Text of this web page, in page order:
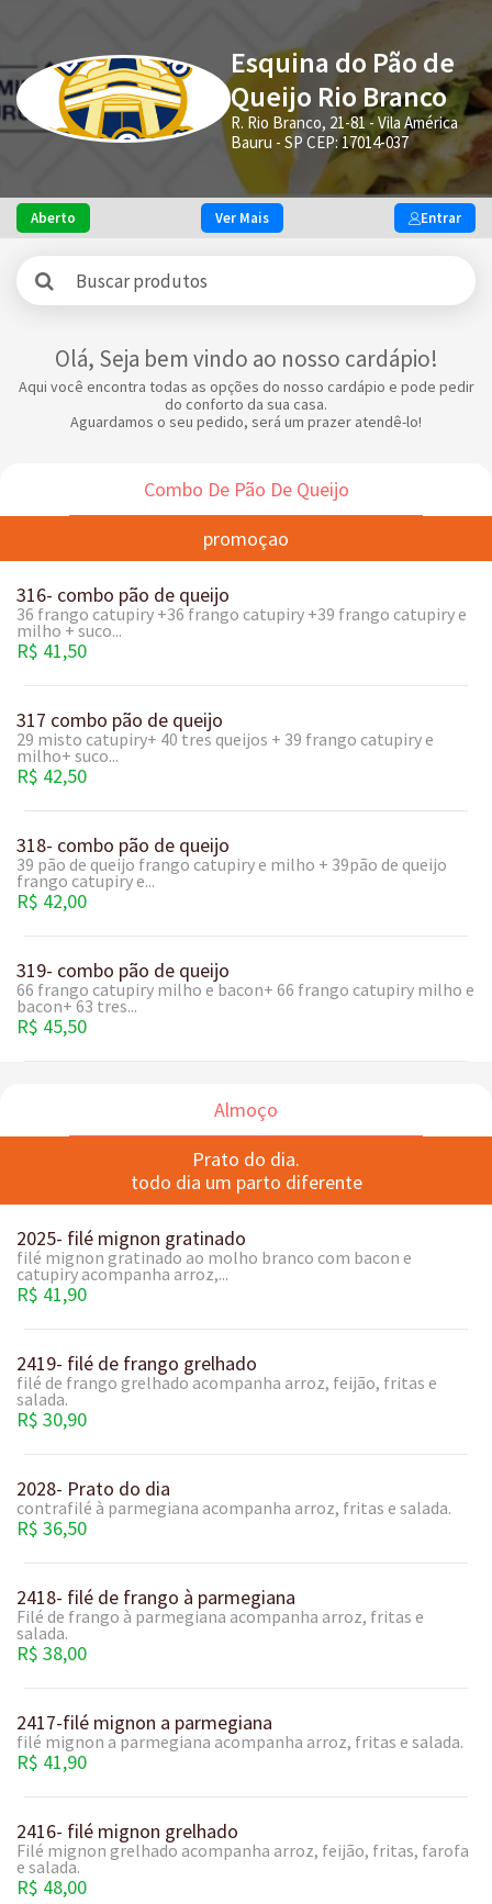
Esquina do Pão de
Queijo Rio Branco
R. Rio Branco, 21-81 - Vila América
Bauru - SP CEP: 17014-037
Entrar
Aberto Ver Mais
Olá, Seja bem vindo ao nosso cardápio!
Aqui você encontra todas as opções do nosso cardápio e pode pedir
do conforto da sua casa.
Aguardamos o seu pedido, será um prazer atendê-lo!
Combo De Pão De Queijo
promoçao
316- combo pão de queijo
36 frango catupiry +36 frango catupiry +39 frango catupiry e
milho + suco...
R$ 41,50
317 combo pão de queijo
29 misto catupiry+ 40 tres queijos + 39 frango catupiry e
milho+ suco...
R$ 42,50
318- combo pão de queijo
39 pão de queijo frango catupiry e milho + 39pão de queijo
frango catupiry e...
R$ 42,00
319- combo pão de queijo
66 frango catupiry milho e bacon+ 66 frango catupiry milho e
bacon+ 63 tres...
R$ 45,50
Almoço
Prato do dia.
todo dia um parto diferente
2025- filé mignon gratinado
filé mignon gratinado ao molho branco com bacon e
catupiry acompanha arroz,...
R$ 41,90
2419- filé de frango grelhado
filé de frango grelhado acompanha arroz, feijão, fritas e
salada.
R$ 30,90
2028- Prato do dia
contrafilé à parmegiana acompanha arroz, fritas e salada.
R$ 36,50
2418- filé de frango à parmegiana
Filé de frango à parmegiana acompanha arroz, fritas e
salada.
R$ 38,00
2417-filé mignon a parmegiana
filé mignon a parmegiana acompanha arroz, fritas e salada.
R$ 41,90
2416- filé mignon grelhado
Filé mignon grelhado acompanha arroz, feijão, fritas, farofa
e salada.
R$ 48,00